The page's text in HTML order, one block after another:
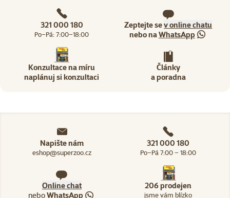
321 000 180
Po–Pá: 7:00–18:00
Zeptejte sev online chatu
nebo naWhatsApp
Konzultace na míru
naplánuj si konzultaci
Články
a poradna
Napište nám
eshop@superzoo.cz
321 000 180
Po–Pá 7:00 – 18:00
Online chat
neboWhatsApp
206 prodejen
jsme vám blízko